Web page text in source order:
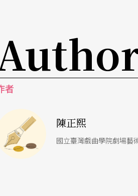
切入，嫁接兩個不同面向的題旨
編者都需面對的：如何理解、處
取、改編、拼貼的過程中，建立
者
陳正熙
國立臺灣戲曲學院劇場藝